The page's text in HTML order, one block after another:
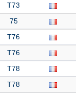
T73
75
T76
T76
T78
T78